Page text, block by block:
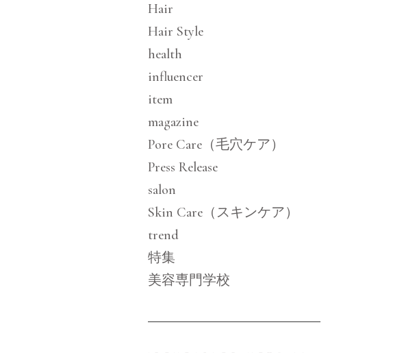
Hair
Hair Style
health
influencer
item
magazine
Pore Care（毛穴ケア）
Press Release
salon
Skin Care（スキンケア）
trend
特集
美容専門学校